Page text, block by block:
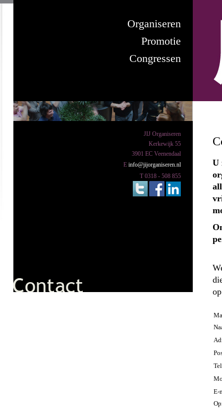
Organiseren
Promotie
Congressen
JIJ Organiseren
Kerkewijk 55
3901 EC Veenendaal
E info@jijorganiseren.nl
T 0318 - 508 855
U
E-